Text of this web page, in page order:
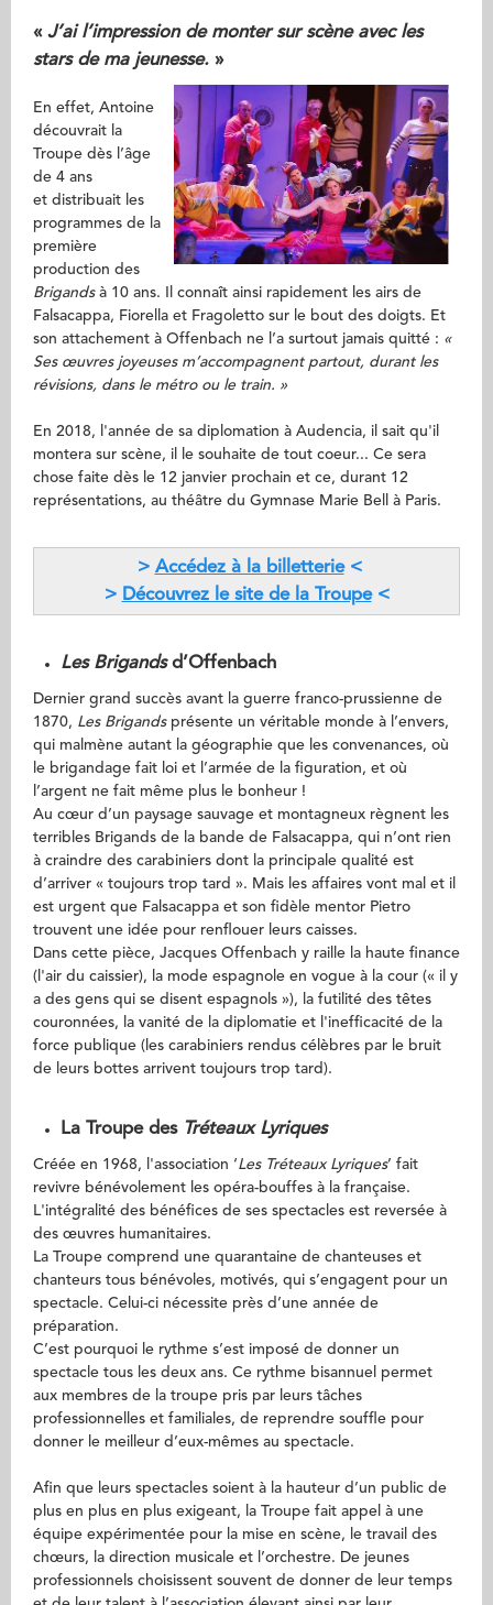
« J’ai l’impression de monter sur scène avec les
stars de ma jeunesse. »
En effet, Antoine
découvrait la
Troupe dès l’âge
de 4 ans
et distribuait les
programmes de la
première
production des
Brigands à 10 ans. Il connaît ainsi rapidement les airs de
Falsacappa, Fiorella et Fragoletto sur le bout des doigts. Et
son attachement à Offenbach ne l’a surtout jamais quitté : «
Ses œuvres joyeuses m’accompagnent partout, durant les
révisions, dans le métro ou le train. »
En 2018, l'année de sa diplomation à Audencia, il sait qu'il
montera sur scène, il le souhaite de tout coeur... Ce sera
chose faite dès le 12 janvier prochain et ce, durant 12
représentations, au théâtre du Gymnase Marie Bell à Paris.
> Accédez à la billetterie<
> Découvrez le site de la Troupe<
Les Brigandsd’Offenbach
Dernier grand succès avant la guerre franco-prussienne de
1870, Les Brigandsprésente un véritable monde à l’envers,
qui malmène autant la géographie que les convenances, où
le brigandage fait loi et l’armée de la figuration, et où
l’argent ne fait même plus le bonheur !
Au cœur d’un paysage sauvage et montagneux règnent les
terribles Brigands de la bande de Falsacappa, qui n’ont rien
à craindre des carabiniers dont la principale qualité est
d’arriver « toujours trop tard ». Mais les affaires vont mal et il
est urgent que Falsacappa et son fidèle mentor Pietro
trouvent une idée pour renflouer leurs caisses.
Dans cette pièce, Jacques Offenbach y raille la haute finance
(l'air du caissier), la mode espagnole en vogue à la cour (« il y
a des gens qui se disent espagnols »), la futilité des têtes
couronnées, la vanité de la diplomatie et l'inefficacité de la
force publique (les carabiniers rendus célèbres par le bruit
de leurs bottes arrivent toujours trop tard).
La Troupe des Tréteaux Lyriques
Créée en 1968, l'association ‘Les Tréteaux Lyriques’ fait
revivre bénévolement les opéra-bouffes à la française.
L'intégralité des bénéfices de ses spectacles est reversée à
des œuvres humanitaires.
La Troupe comprend une quarantaine de chanteuses et
chanteurs tous bénévoles, motivés, qui s’engagent pour un
spectacle. Celui-ci nécessite près d’une année de
préparation.
C’est pourquoi le rythme s’est imposé de donner un
spectacle tous les deux ans. Ce rythme bisannuel permet
aux membres de la troupe pris par leurs tâches
professionnelles et familiales, de reprendre souffle pour
donner le meilleur d’eux-mêmes au spectacle.
Afin que leurs spectacles soient à la hauteur d’un public de
plus en plus en plus exigeant, la Troupe fait appel à une
équipe expérimentée pour la mise en scène, le travail des
chœurs, la direction musicale et l’orchestre. De jeunes
professionnels choisissent souvent de donner de leur temps